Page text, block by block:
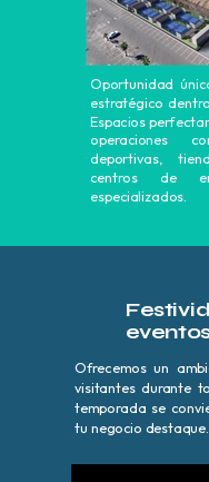
Ofrecemos un
visitantes durante
temporada se
tu negocio destaque.
Oportunidad
estratégico
Espacios
operaciones
deportivas,
centros de
especializados.